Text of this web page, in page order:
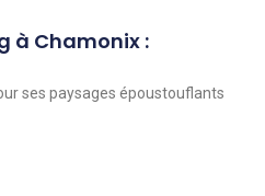
à Chamonix :
ses paysages époustouflants